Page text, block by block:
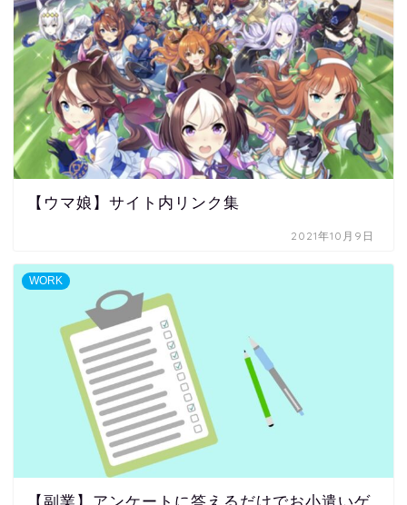
【ウマ娘】サイト内リンク集
2021年10月9日
WORK